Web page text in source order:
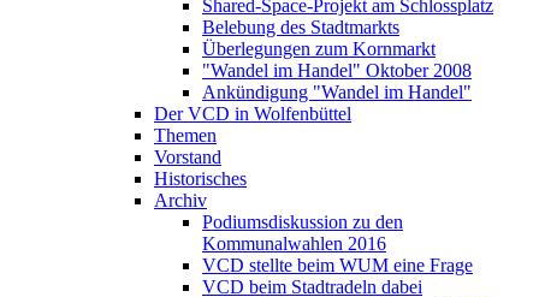
Shared-Space-Projekt am Schlossplatz
Belebung des Stadtmarkts
Überlegungen zum Kornmarkt
"Wandel im Handel" Oktober 2008
Ankündigung "Wandel im Handel"
Der VCD in Wolfenbüttel
Themen
Vorstand
Historisches
Archiv
Podiumsdiskussion zu den
Kommunalwahlen 2016
VCD stellte beim WUM eine Frage
VCD beim Stadtradeln dabei